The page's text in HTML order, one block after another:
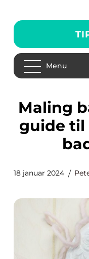
Menu
Maling badeværelse: En
guide til
18 januar 2024